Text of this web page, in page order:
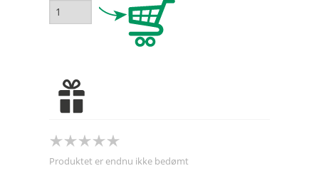
Produktet er endnu ikke bedømt